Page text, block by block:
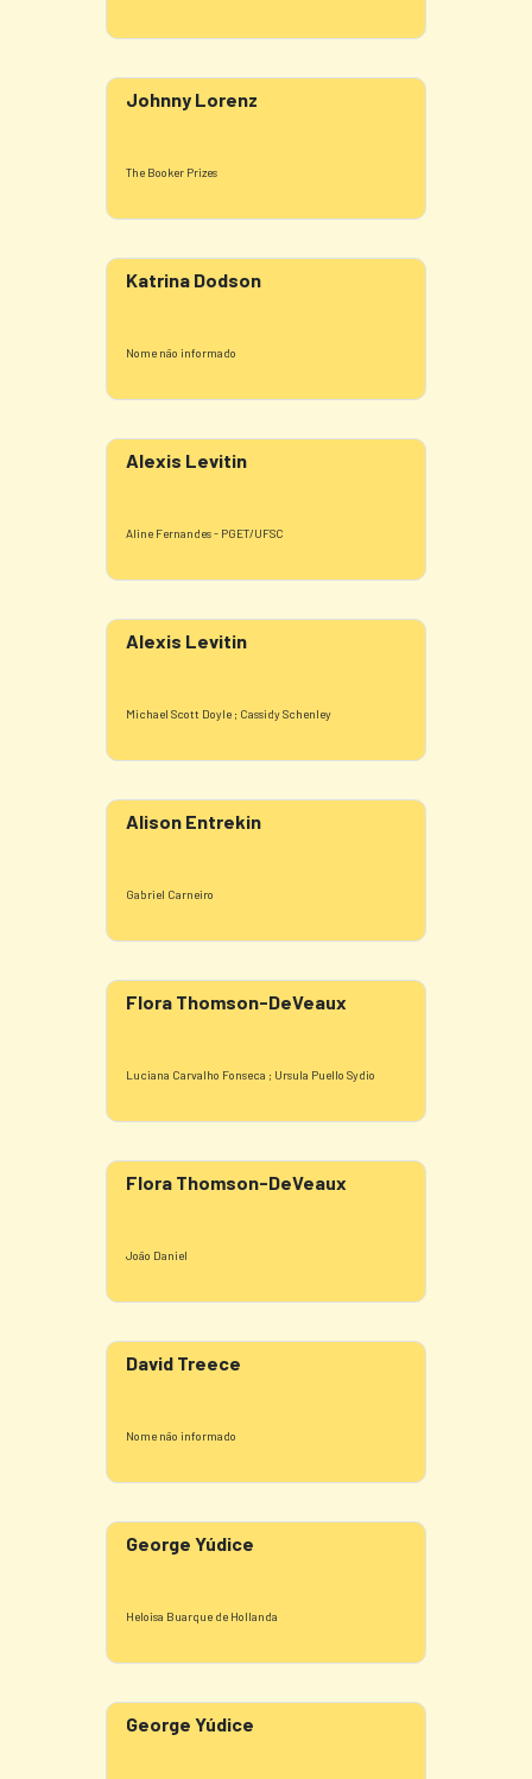
Johnny Lorenz
The Booker Prizes
Katrina Dodson
Nome não informado
Alexis Levitin
Aline Fernandes - PGET/UFSC
Alexis Levitin
Michael Scott Doyle ; Cassidy Schenley
Alison Entrekin
Gabriel Carneiro
Flora Thomson-DeVeaux
Luciana Carvalho Fonseca ; Ursula Puello Sydio
Flora Thomson-DeVeaux
João Daniel
David Treece
Nome não informado
George Yúdice
Heloisa Buarque de Hollanda
George Yúdice